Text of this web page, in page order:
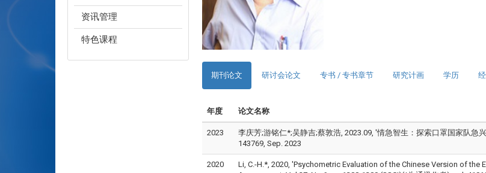
资讯管理
特色课程
期刊论文 研讨会论文 专书 / 专书章节 研究计画 学历
年度 论文名称
2023
李庆芳;游铭仁*;吴静吉;蔡敦浩, 2023.09, '情急智生：探索口罩国家队急
143769, Sep. 2023
2020
Li, C.-H.*, 2020, 'Psychometric Evaluation of the Chinese Version of